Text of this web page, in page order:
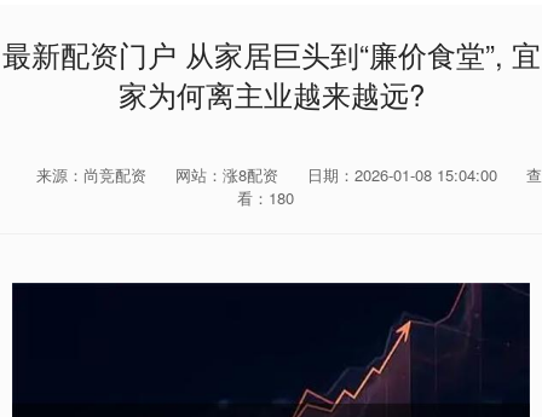
最新配资门户 从家居巨头到“廉价食堂”, 宜
家为何离主业越来越远?
来源：尚竞配资 网站：涨8配资 日期：2026-01-08 15:04:00
查
看：180